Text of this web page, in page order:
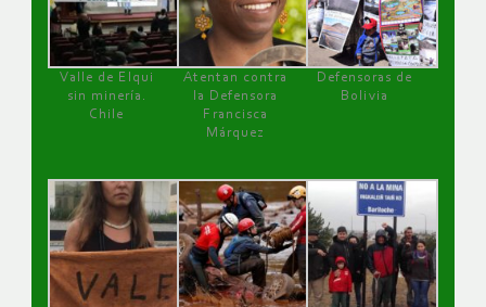
Valle de Elqui
sin minería.
Chile
Atentan contra
la Defensora
Francisca
Márquez
Defensoras de
Bolivia